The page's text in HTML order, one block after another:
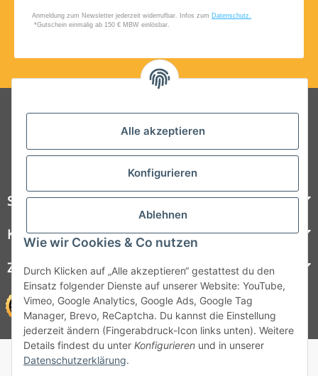
Alle akzeptieren
Konfigurieren
Ablehnen
Wie wir Cookies & Co nutzen
Durch Klicken auf „Alle akzeptieren“ gestattest du den
Einsatz folgender Dienste auf unserer Website: YouTube,
Vimeo, Google Analytics, Google Ads, Google Tag
Manager, Brevo, ReCaptcha. Du kannst die Einstellung
jederzeit ändern (Fingerabdruck-Icon links unten). Weitere
Details findest du unter Konfigurieren und in unserer
Datenschutzerklärung.
Folgt uns auf Social Media
Steelboxx
Kundenservice
Zahlungsmöglichkeiten
© 1964 - 2026 Lüllmann GmbH